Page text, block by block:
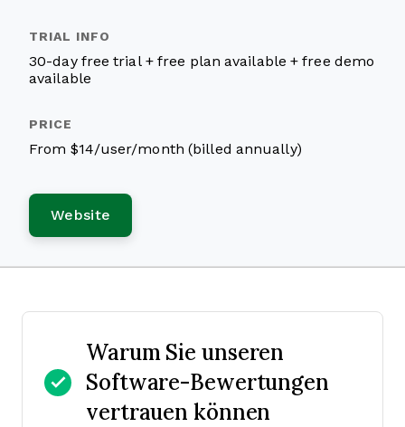
30-day free trial + free plan available + free demo
available
From $14/user/month (billed annually)
Website
Warum Sie unseren
Software-Bewertungen
vertrauen können